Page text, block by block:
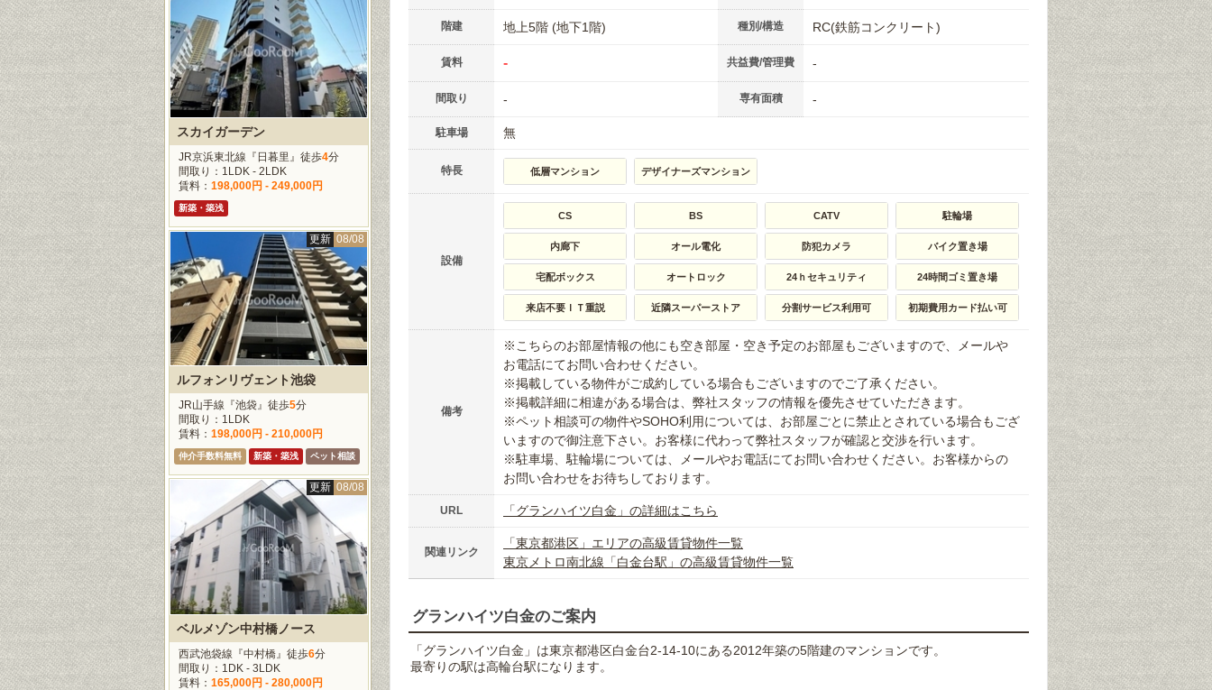
階建 地上5階 (地下1階) 種別/構造 RC(鉄筋コンクリート)
賃料 - 共益費/管理費 -
間取り - 専有面積 -
駐車場 無
特長 低層マンション デザイナーズマンション
設備
CS BS CATV 駐輪場
内廊下 オール電化 防犯カメラ バイク置き場
宅配ボックス オートロック 24ｈセキュリティ 24時間ゴミ置き場
来店不要ＩＴ重説 近隣スーパーストア 分割サービス利用可 初期費用カード払い可
備考
※こちらのお部屋情報の他にも空き部屋・空き予定のお部屋もございますので、メールや
お電話にてお問い合わせください。
※掲載している物件がご成約している場合もございますのでご了承ください。
※掲載詳細に相違がある場合は、弊社スタッフの情報を優先させていただきます。
※ペット相談可の物件やSOHO利用については、お部屋ごとに禁止とされている場合もござ
いますので御注意下さい。お客様に代わって弊社スタッフが確認と交渉を行います。
※駐車場、駐輪場については、メールやお電話にてお問い合わせください。お客様からの
お問い合わせをお待ちしております。
URL 「グランハイツ白金」の詳細はこちら
関連リンク
「東京都港区」エリアの高級賃貸物件一覧
東京メトロ南北線「白金台駅」の高級賃貸物件一覧
グランハイツ白金のご案内
「グランハイツ白金」は東京都港区白金台2-14-10にある2012年築の5階建のマンションです。
最寄りの駅は高輪台駅になります。
スカイガーデン
JR京浜東北線『日暮里』徒歩4分
間取り：1LDK - 2LDK
賃料： 198,000円 - 249,000円
新築・築浅
更新 08/08
ルフォンリヴェント池袋
JR山手線『池袋』徒歩5分
間取り：1LDK
賃料： 198,000円 - 210,000円
仲介手数料無料 新築・築浅 ペット相談
更新 08/08
ベルメゾン中村橋ノース
西武池袋線『中村橋』徒歩6分
間取り：1DK - 3LDK
賃料： 165,000円 - 280,000円